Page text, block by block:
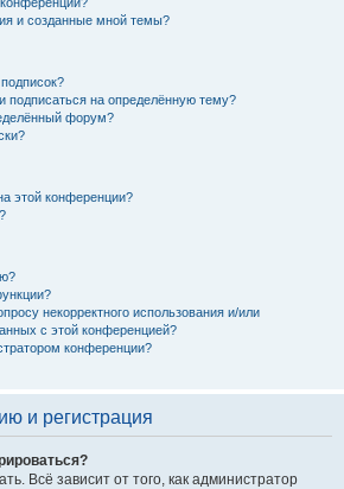
и созданные мной темы?
подписаться на определённую тему?
форум?
этой конференции?
некорректного использования и/или
с этой конференцией?
конференции?
и регистрация
Всё зависит от того, как администратор